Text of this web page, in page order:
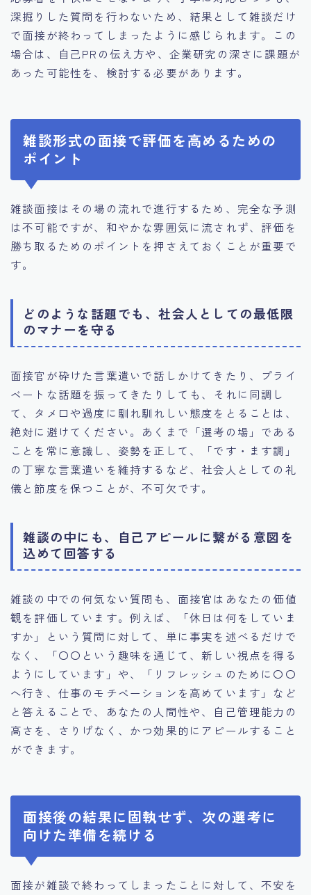
深掘りした質問を行わないため、結果として雑談だけ
で面接が終わってしまったように感じられます。この
場合は、自己PRの伝え方や、企業研究の深さに課題が
あった可能性を、検討する必要があります。
雑談形式の面接で評価を高めるための
ポイント
雑談面接はその場の流れで進行するため、完全な予測
は不可能ですが、和やかな雰囲気に流されず、評価を
勝ち取るためのポイントを押さえておくことが重要で
す。
どのような話題でも、社会人としての最低限
のマナーを守る
面接官が砕けた言葉遣いで話しかけてきたり、プライ
ベートな話題を振ってきたりしても、それに同調し
て、タメ口や過度に馴れ馴れしい態度をとることは、
絶対に避けてください。あくまで「選考の場」である
ことを常に意識し、姿勢を正して、「です・ます調」
の丁寧な言葉遣いを維持するなど、社会人としての礼
儀と節度を保つことが、不可欠です。
雑談の中にも、自己アピールに繋がる意図を
込めて回答する
雑談の中での何気ない質問も、面接官はあなたの価値
観を評価しています。例えば、「休日は何をしていま
すか」という質問に対して、単に事実を述べるだけで
なく、「〇〇という趣味を通じて、新しい視点を得る
ようにしています」や、「リフレッシュのために〇〇
へ行き、仕事のモチベーションを高めています」など
と答えることで、あなたの人間性や、自己管理能力の
高さを、さりげなく、かつ効果的にアピールすること
ができます。
面接後の結果に固執せず、次の選考に
向けた準備を続ける
面接が雑談で終わってしまったことに対して、不安を